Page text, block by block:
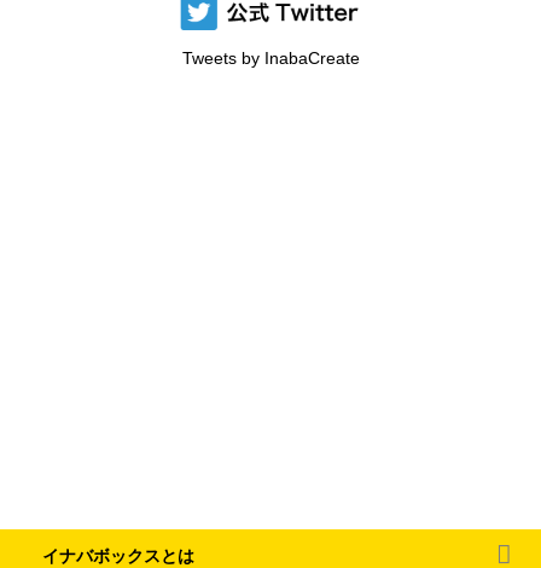
Tweets by InabaCreate
イナバボックスとは